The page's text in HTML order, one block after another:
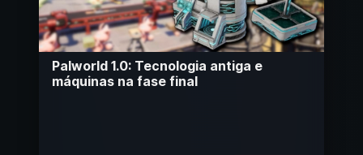
Palworld 1.0: Tecnologia antiga e
máquinas na fase final